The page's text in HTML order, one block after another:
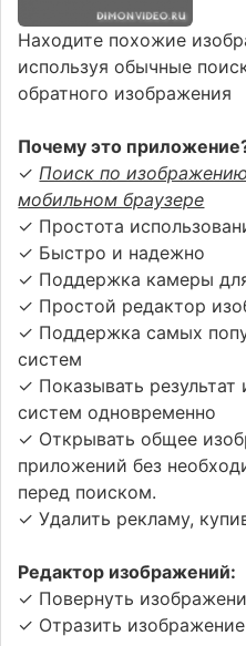
Находите похожие
используя обычные
обратного изображения
Почему это
✓ Поиск по
мобильном браузере
✓ Простота
✓ Быстро и надежно
✓ Поддержка камеры
✓ Простой редактор
✓ Поддержка самых
систем
✓ Показывать результат
систем одновременно
✓ Открывать общее
приложений без
перед поиском.
✓ Удалить рекламу,
Редактор изображений:
✓ Повернуть
✓ Отразить